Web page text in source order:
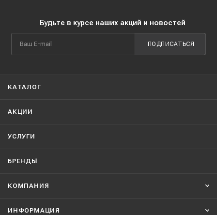
Будьте в курсе наших акций и новостей
ПОДПИСАТЬСЯ
КАТАЛОГ
АКЦИИ
УСЛУГИ
БРЕНДЫ
КОМПАНИЯ
ИНФОРМАЦИЯ